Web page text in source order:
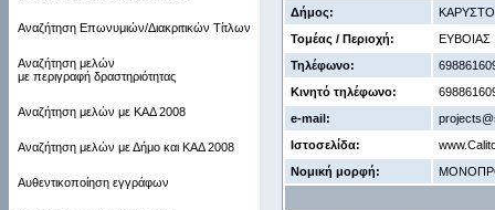
Αναζήτηση Επωνυμιών/Διακριτικών Τίτλων
Αναζήτηση μελών
με περιγραφή δραστηριότητας
Αναζήτηση μελών με ΚΑΔ 2008
Αναζήτηση μελών με Δήμο και ΚΑΔ 2008
Αυθεντικοποίηση εγγράφων
Δήμος:
Τομέας / Περιοχή:
ΕΥΒΟΙΑΣ
Τηλέφωνο:
Κινητό τηλέφωνο:
e-mail:
Ιστοσελίδα:
Νομική μορφή: